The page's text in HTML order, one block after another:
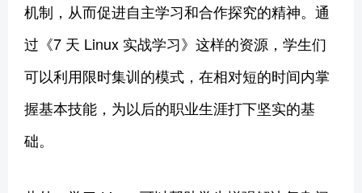
机制，从而促进自主学习和合作探究的精神。通
过《7 天 Linux 实战学习》这样的资源，学生们
可以利用限时集训的模式，在相对短的时间内掌
握基本技能，为以后的职业生涯打下坚实的基
础。